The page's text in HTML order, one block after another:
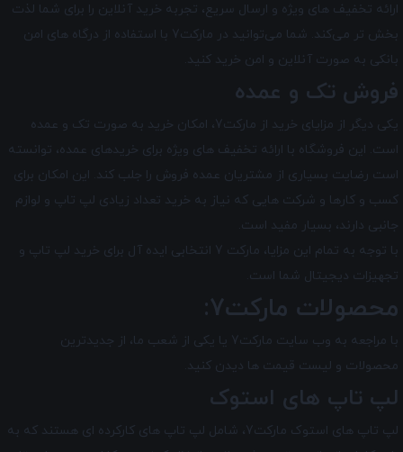
ارائه تخفیف های ویژه و ارسال سریع، تجربه خرید آنلاین را برای شما لذت
بخش تر می‌کند. شما می‌توانید در مارکت7 با استفاده از درگاه‌ های امن
بانکی به صورت آنلاین و امن خرید کنید.
فروش تک و عمده
یکی دیگر از مزایای خرید از مارکت7، امکان خرید به صورت تک و عمده
است. این فروشگاه با ارائه تخفیف های ویژه برای خریدهای عمده، توانسته
است رضایت بسیاری از مشتریان عمده ‌فروش را جلب کند. این امکان برای
کسب و کارها و شرکت‌ هایی که نیاز به خرید تعداد زیادی لپ تاپ و لوازم
جانبی دارند، بسیار مفید است.
با توجه به تمام این مزایا، مارکت 7 انتخابی ایده ‌آل برای خرید لپ ‌تاپ و
تجهیزات دیجیتال شما است.
محصولات مارکت7:
با مراجعه به وب سایت مارکت7 یا یکی از شعب ما، از جدیدترین
محصولات و لیست قیمت ها دیدن کنید.
لپ تاپ های استوک
لپ تاپ های استوک مارکت7، شامل لپ تاپ های کارکرده ای هستند که به